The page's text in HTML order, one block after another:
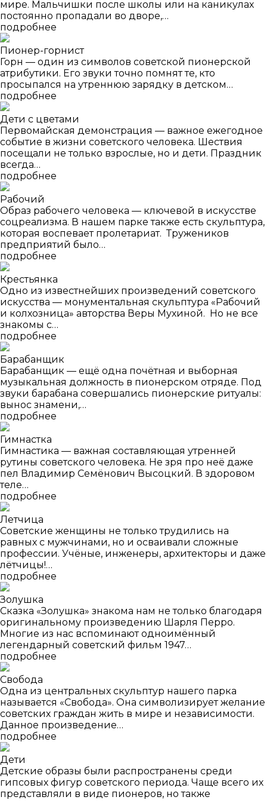
мире. Мальчишки после школы или на каникулах
постоянно пропадали во дворе,…
подробнее
Пионер-горнист
Горн — один из символов советской пионерской
атрибутики. Его звуки точно помнят те, кто
просыпался на утреннюю зарядку в детском…
подробнее
Дети с цветами
Первомайская демонстрация — важное ежегодное
событие в жизни советского человека. Шествия
посещали не только взрослые, но и дети. Праздник
всегда…
подробнее
Рабочий
Образ рабочего человека — ключевой в искусстве
соцреализма. В нашем парке также есть скульптура,
которая воспевает пролетариат. Тружеников
предприятий было…
подробнее
Крестьянка
Одно из известнейших произведений советского
искусства — монументальная скульптура «Рабочий
и колхозница» авторства Веры Мухиной. Но не все
знакомы с…
подробнее
Барабанщик
Барабанщик — ещё одна почётная и выборная
музыкальная должность в пионерском отряде. Под
звуки барабана совершались пионерские ритуалы:
вынос знамени,…
подробнее
Гимнастка
Гимнастика — важная составляющая утренней
рутины советского человека. Не зря про неё даже
пел Владимир Семёнович Высоцкий. В здоровом
теле…
подробнее
Летчица
Советские женщины не только трудились на
равных с мужчинами, но и осваивали сложные
профессии. Учёные, инженеры, архитекторы и даже
лётчицы!…
подробнее
Золушка
Сказка «Золушка» знакома нам не только благодаря
оригинальному произведению Шарля Перро.
Многие из нас вспоминают одноимённый
легендарный советский фильм 1947…
подробнее
Свобода
Одна из центральных скульптур нашего парка
называется «Свобода». Она символизирует желание
советских граждан жить в мире и независимости.
Данное произведение…
подробнее
Дети
Детские образы были распространены среди
гипсовых фигур советского периода. Чаще всего их
представляли в виде пионеров, но также